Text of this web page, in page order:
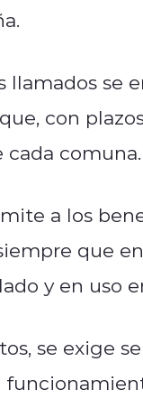
llamados se
con
comuna.
a los
que
y en uso
se exige